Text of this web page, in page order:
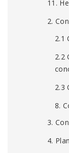
11.
2.
2.1
2.2
2.3
8.
3.
4.